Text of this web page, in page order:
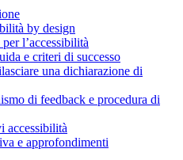
by design
l’accessibilità
e criteri di successo
una dichiarazione di
di feedback e procedura di
accessibilità
e approfondimenti